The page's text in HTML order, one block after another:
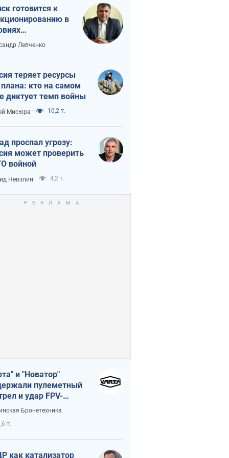
готовится к
в
кризиса
Левченко
теряет ресурсы
кто на самом
диктует темп войны
Мисюра 10,2 т.
проспал угрозу:
может проверить
войной
Невзлин 4,2 т.
и "Новатор"
пулеметный
и удар FPV-
сохранив жизнь
Бронетехника
т.
как катализатор